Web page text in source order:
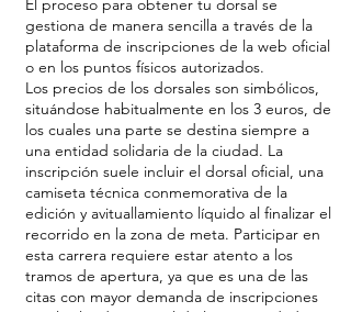
El proceso para obtener tu dorsal se
gestiona de manera sencilla a través de la
plataforma de inscripciones de la web oficial
o en los puntos físicos autorizados.
Los precios de los dorsales son simbólicos,
situándose habitualmente en los 3 euros, de
los cuales una parte se destina siempre a
una entidad solidaria de la ciudad. La
inscripción suele incluir el dorsal oficial, una
camiseta técnica conmemorativa de la
edición y avituallamiento líquido al finalizar el
recorrido en la zona de meta. Participar en
esta carrera requiere estar atento a los
tramos de apertura, ya que es una de las
citas con mayor demanda de inscripciones